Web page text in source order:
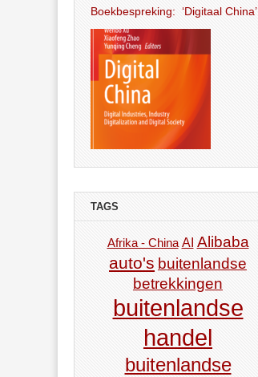
Boekbespreking: ‘Digitaal China’
TAGS
Afrika - China AI Alibaba
auto's buitenlandse
betrekkingen
buitenlandse
handel
buitenlandse